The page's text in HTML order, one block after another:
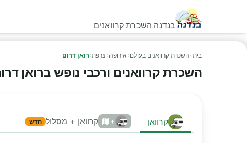
בנדנה השכרת קרוואנים
בית› השכרת קרוואנים בעולם › אירופה › צרפת›רואן דרום
השכרת קרוואנים ורכבי נופש ברואן דרום
קרוואן + קרוואן + מסלול חדש